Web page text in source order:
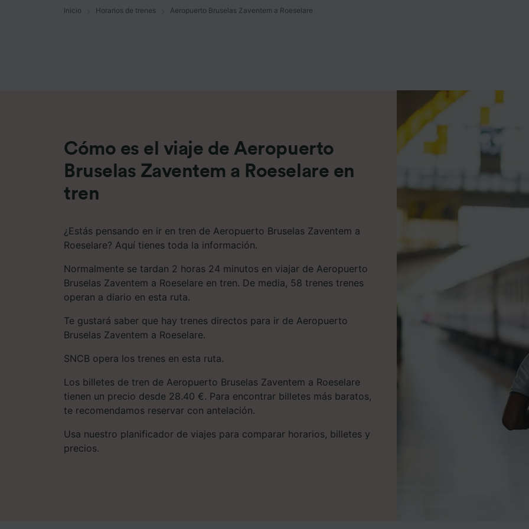
Inicio Horarios de trenes Aeropuerto Bruselas Zaventem a Roeselare
Cómo es el viaje de Aeropuerto
Bruselas Zaventem a Roeselare en
tren
¿Estás pensando en ir en tren de Aeropuerto Bruselas Zaventem a
Roeselare? Aquí tienes toda la información.
Normalmente se tardan 2 horas 24 minutos en viajar de Aeropuerto
Bruselas Zaventem a Roeselare en tren. De media, 58 trenes trenes
operan a diario en esta ruta.
Te gustará saber que hay trenes directos para ir de Aeropuerto
Bruselas Zaventem a Roeselare.
SNCB opera los trenes en esta ruta.
Los billetes de tren de Aeropuerto Bruselas Zaventem a Roeselare
tienen un precio desde 28.40 €. Para encontrar billetes más baratos,
te recomendamos reservar con antelación.
Usa nuestro planificador de viajes para comparar horarios, billetes y
precios.
Lista de asociados (proveedores)